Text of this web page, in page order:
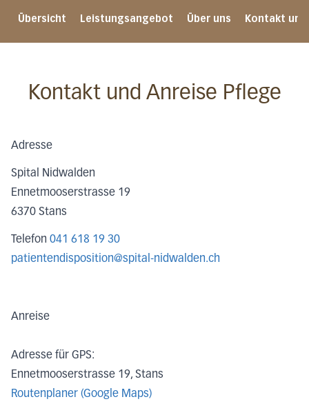
Übersicht Leistungsangebot Über uns Kontakt und
Kontakt und Anreise Pflege
Adresse
Spital Nidwalden
Ennetmooserstrasse 19
6370 Stans
Telefon 041 618 19 30
patientendisposition@spital-nidwalden.ch
Anreise
Adresse für GPS:
Ennetmooserstrasse 19, Stans
Routenplaner (Google Maps)